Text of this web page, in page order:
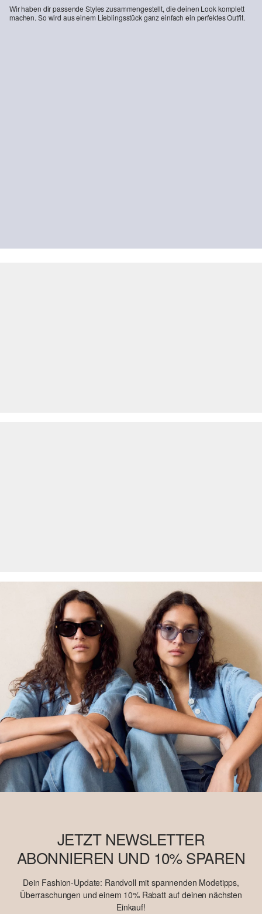
Wir haben dir passende Styles zusammengestellt, die deinen Look komplett
machen. So wird aus einem Lieblingsstück ganz einfach ein perfektes Outfit.
JETZT NEWSLETTER
ABONNIEREN UND 10% SPAREN
Dein Fashion-Update: Randvoll mit spannenden Modetipps,
Überraschungen und einem 10% Rabatt auf deinen nächsten
Einkauf!